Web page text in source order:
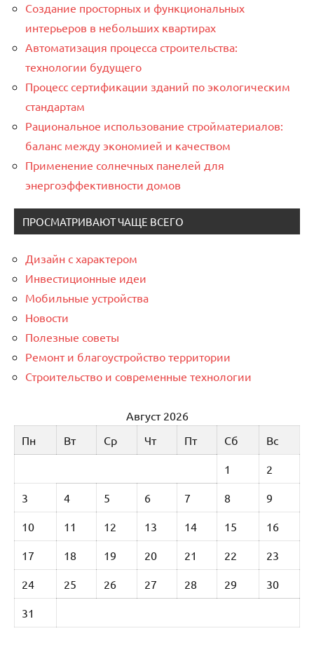
Создание просторных и функциональных
интерьеров в небольших квартирах
Автоматизация процесса строительства:
технологии будущего
Процесс сертификации зданий по экологическим
стандартам
Рациональное использование стройматериалов:
баланс между экономией и качеством
Применение солнечных панелей для
энергоэффективности домов
ПРОСМАТРИВАЮТ ЧАЩЕ ВСЕГО
Дизайн с характером
Инвестиционные идеи
Мобильные устройства
Новости
Полезные советы
Ремонт и благоустройство территории
Строительство и современные технологии
Август 2026
Пн
Вт Ср Чт Пт Сб Вс
1 2
3 4 5 6 7 8 9
10 11 12 13 14 15 16
17 18 19 20 21 22 23
24 25 26 27 28 29 30
31